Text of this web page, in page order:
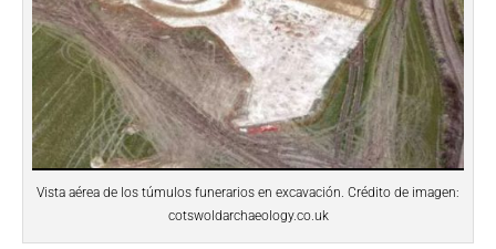
Vista aérea de los túmulos funerarios en excavación. Crédito de imagen:
cotswoldarchaeology.co.uk